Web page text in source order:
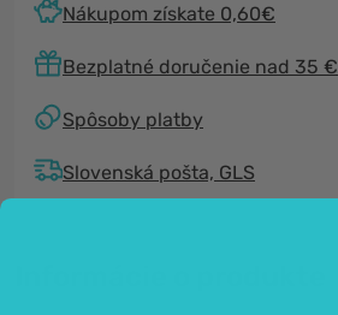
Nákupom získate 0,60€
Bezplatné doručenie nad 35 €
Spôsoby platby
Slovenská pošta, GLS